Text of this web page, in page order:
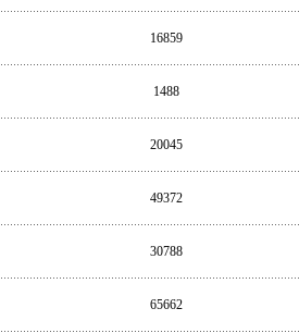
16859
1488
20045
49372
30788
65662